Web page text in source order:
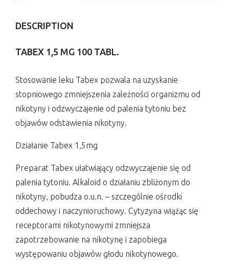
DESCRIPTION
TABEX 1,5 MG 100 TABL.
Stosowanie leku Tabex pozwala na uzyskanie
stopniowego zmniejszenia zależności organizmu od
nikotyny i odzwyczajenie od palenia tytoniu bez
objawów odstawienia nikotyny.
Działanie Tabex 1,5mg
Preparat Tabex ułatwiający odzwyczajenie się od
palenia tytoniu. Alkaloid o działaniu zbliżonym do
nikotyny, pobudza o.u.n. – szczególnie ośrodki
oddechowy i naczynioruchowy. Cytyzyna wiążąc się
receptorami nikotynowymi zmniejsza
zapotrzebowanie na nikotynę i zapobiega
występowaniu objawów głodu nikotynowego.